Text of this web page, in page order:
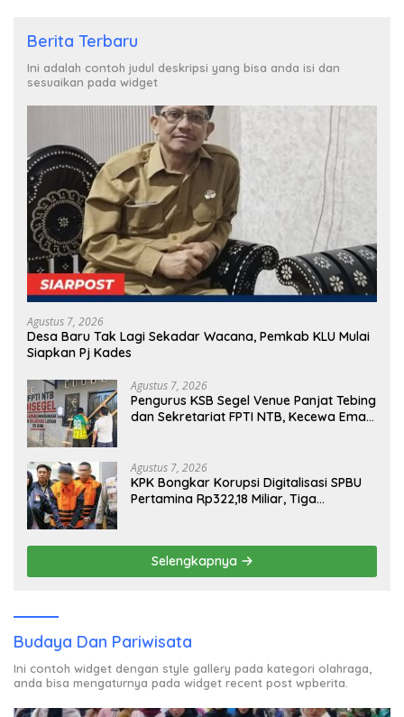
Berita Terbaru
Ini adalah contoh judul deskripsi yang bisa anda isi dan
sesuaikan pada widget
Agustus 7, 2026
Desa Baru Tak Lagi Sekadar Wacana, Pemkab KLU Mulai
Siapkan Pj Kades
Agustus 7, 2026
Pengurus KSB Segel Venue Panjat Tebing
dan Sekretariat FPTI NTB, Kecewa Emas
Agustus 7, 2026
KPK Bongkar Korupsi Digitalisasi SPBU
Pertamina Rp322,18 Miliar, Tiga
Selengkapnya
Budaya Dan Pariwisata
Ini contoh widget dengan style gallery pada kategori olahraga,
anda bisa mengaturnya pada widget recent post wpberita.